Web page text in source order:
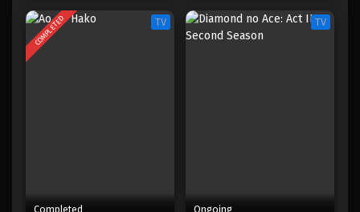
COMPLETED TV
Completed
TV
Ongoing